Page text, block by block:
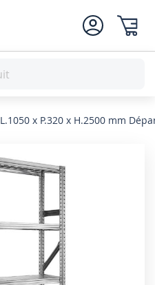
x P.320 x H.2500 mm